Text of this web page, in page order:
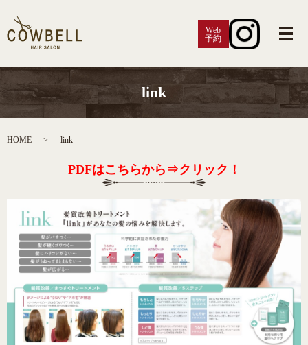
Web
予約
メ
link
HOME link
PDFはこちらから⇒クリック！